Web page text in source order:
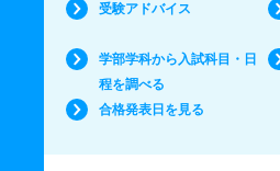
受験アドバイス
学部学科から入試科目・日
程を調べる
合格発表日を見る